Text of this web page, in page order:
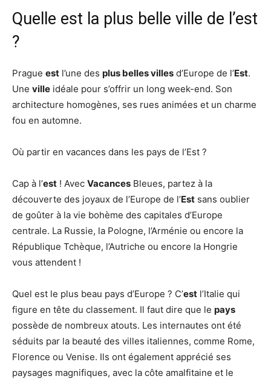
Quelle est la plus belle ville de l’est
?
Prague est l’une des plus belles villes d’Europe de l’Est.
Une ville idéale pour s’offrir un long week-end. Son
architecture homogènes, ses rues animées et un charme
fou en automne.
Où partir en vacances dans les pays de l’Est ?
Cap à l’est ! Avec Vacances Bleues, partez à la
découverte des joyaux de l’Europe de l’Est sans oublier
de goûter à la vie bohème des capitales d’Europe
centrale. La Russie, la Pologne, l’Arménie ou encore la
République Tchèque, l’Autriche ou encore la Hongrie
vous attendent !
Quel est le plus beau pays d’Europe ? C’est l’Italie qui
figure en tête du classement. Il faut dire que le pays
possède de nombreux atouts. Les internautes ont été
séduits par la beauté des villes italiennes, comme Rome,
Florence ou Venise. Ils ont également apprécié ses
paysages magnifiques, avec la côte amalfitaine et le